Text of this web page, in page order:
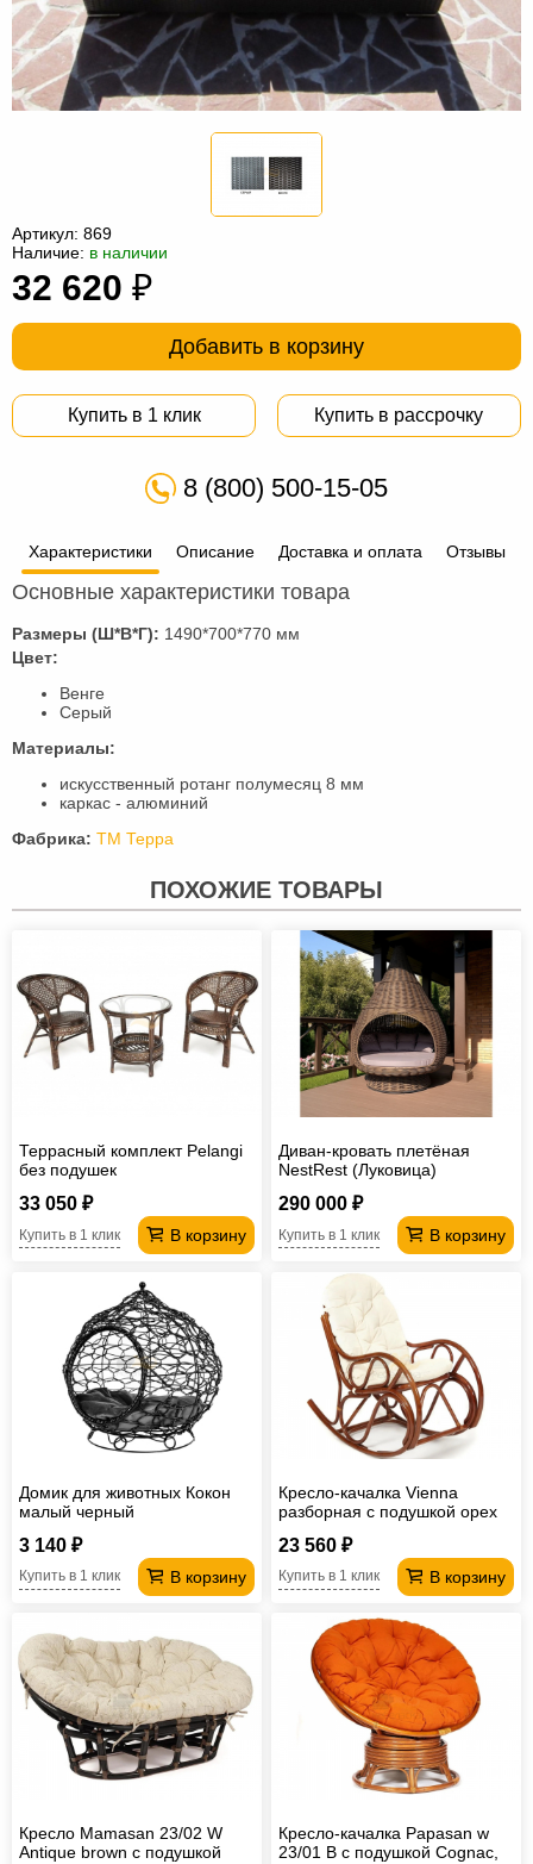
мебель
Столы
под
Мебель
мешки
Мебель
из
Садовая
Артикул: 869
Наличие: в наличии
32 620 ₽
Добавить в корзину
Купить в 1 клик Купить в рассрочку
8 (800) 500-15-05
Характеристики Описание Доставка и оплата Отзывы
Основные характеристики товара
Размеры (Ш*В*Г): 1490*700*770 мм
Цвет:
Венге
Серый
Материалы:
искусственный ротанг полумесяц 8 мм
каркас - алюминий
Фабрика: ТМ Терра
ПОХОЖИЕ ТОВАРЫ
Террасный комплект Pelangi
без подушек
33 050 ₽
В корзину
Купить в 1 клик
Диван-кровать плетёная
NestRest (Луковица)
290 000 ₽
В корзину
Купить в 1 клик
Домик для животных Кокон
малый черный
3 140 ₽
В корзину
Купить в 1 клик
Кресло-качалка Vienna
разборная с подушкой орех
23 560 ₽
В корзину
Купить в 1 клик
Кресло Mamasan 23/02 W
Antique brown с подушкой
Кресло-качалка Papasan w
23/01 B с подушкой Cognac,